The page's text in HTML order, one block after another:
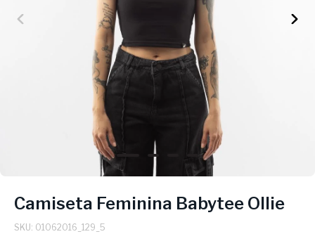
Camiseta Feminina Babytee Ollie
SKU: 01062016_129_5